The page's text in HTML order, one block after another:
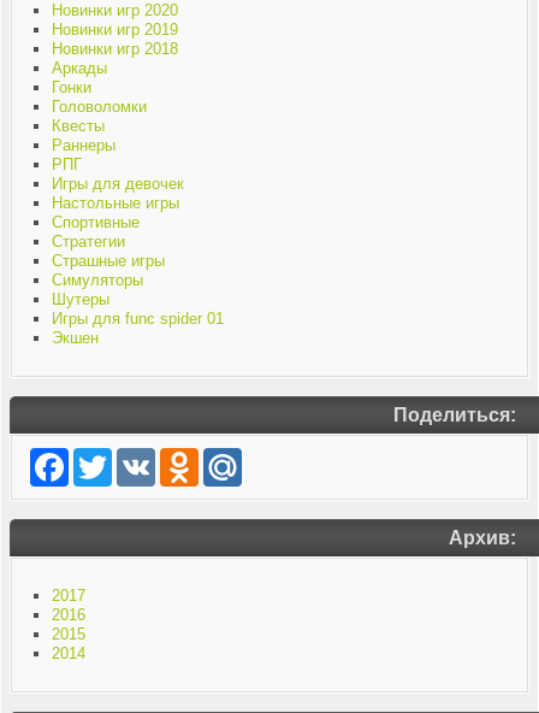
Новинки игр 2020
Новинки игр 2019
Новинки игр 2018
Аркады
Гонки
Головоломки
Квесты
Раннеры
РПГ
Игры для девочек
Настольные игры
Спортивные
Стратегии
Страшные игры
Симуляторы
Шутеры
Игры для func spider 01
Экшен
Поделиться:
Facebook
TwitterVK Odnoklassniki
Mail.Ru
Архив:
2017
2016
2015
2014